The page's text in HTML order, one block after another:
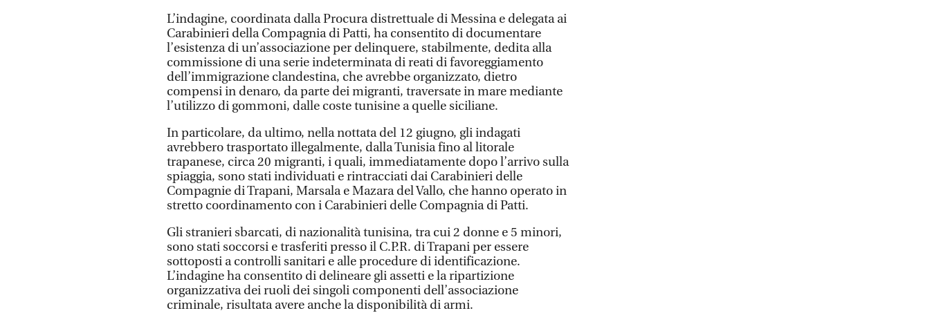
L’indagine, coordinata dalla Procura distrettuale di Messina e delegata ai
Carabinieri della Compagnia di Patti, ha consentito di documentare
l’esistenza di un’associazione per delinquere, stabilmente, dedita alla
commissione di una serie indeterminata di reati di favoreggiamento
dell’immigrazione clandestina, che avrebbe organizzato, dietro
compensi in denaro, da parte dei migranti, traversate in mare mediante
l’utilizzo di gommoni, dalle coste tunisine a quelle siciliane.
In particolare, da ultimo, nella nottata del 12 giugno, gli indagati
avrebbero trasportato illegalmente, dalla Tunisia fino al litorale
trapanese, circa 20 migranti, i quali, immediatamente dopo l’arrivo sulla
spiaggia, sono stati individuati e rintracciati dai Carabinieri delle
Compagnie di Trapani, Marsala e Mazara del Vallo, che hanno operato in
stretto coordinamento con i Carabinieri delle Compagnia di Patti.
Gli stranieri sbarcati, di nazionalità tunisina, tra cui 2 donne e 5 minori,
sono stati soccorsi e trasferiti presso il C.P.R. di Trapani per essere
sottoposti a controlli sanitari e alle procedure di identificazione.
L’indagine ha consentito di delineare gli assetti e la ripartizione
organizzativa dei ruoli dei singoli componenti dell’associazione
criminale, risultata avere anche la disponibilità di armi.